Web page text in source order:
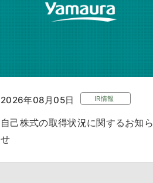
2026年08月05日 IR情報
自己株式の取得状況に関するお知ら
せ